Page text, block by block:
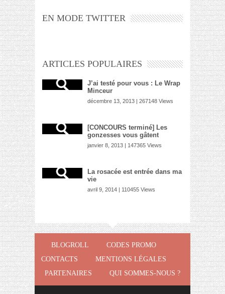
EN MODE TWITTER
ARTICLES POPULAIRES
J’ai testé pour vous : Le Wrap
Minceur
décembre 13, 2013 | 267148 Views
[CONCOURS terminé] Les
gonzesses vous gâtent
janvier 8, 2013 | 147365 Views
La rosacée est entrée dans ma
vie
avril 9, 2014 | 110455 Views
BLOGROLL
CODES PROMO
CONTACTS
MENTIONS LÉGALES
PARTENAIRES
QUI SOMMES-NOUS ?